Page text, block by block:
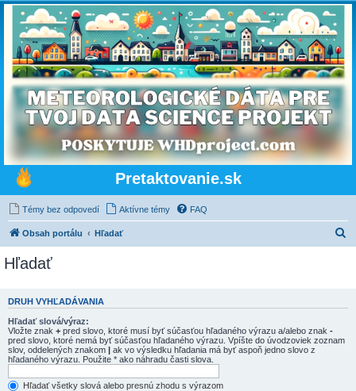
Pretaktovanie.sk
Témy bez odpovedí Aktívne témy FAQ
Obsah portálu Hľadať
a
Hľadať
DRUH VYHĽADÁVANIA
Hľadať slová/výraz:
Vložte znak + pred slovo, ktoré musí byť súčasťou hľadaného výrazu a/alebo znak -
pred slovo, ktoré nemá byť súčasťou hľadaného výrazu. Vpíšte do úvodzoviek zoznam
slov, oddelených znakom | ak vo výsledku hľadania má byť aspoň jedno slovo z
hľadaného výrazu. Použite * ako náhradu časti slova.
Hľadať všetky slová alebo presnú zhodu s výrazom